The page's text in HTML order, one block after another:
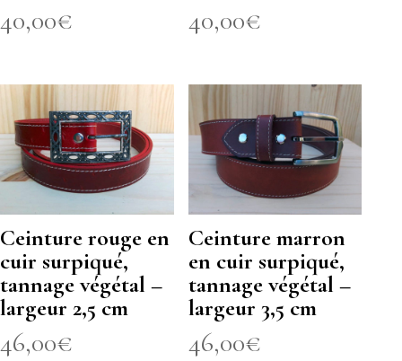
40,00€ 40,00€
Ceinture rouge en
cuir surpiqué,
tannage végétal –
largeur 2,5 cm
46,00€
Ceinture marron
en cuir surpiqué,
tannage végétal –
largeur 3,5 cm
46,00€